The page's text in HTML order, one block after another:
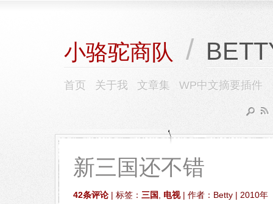
小骆驼商队 /
首页 关于我 文章集 WP中文摘要插件
新三国还不错
42条评论 | 标签： 三国 电视| 作者：Betty | 2010年